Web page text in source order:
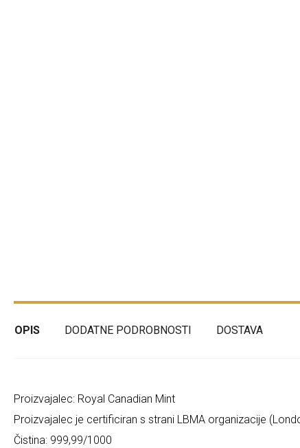
OPIS DODATNE PODROBNOSTI DOSTAVA
Proizvajalec: Royal Canadian Mint
Proizvajalec je certificiran s strani LBMA organizacije
Čistina: 999,99/1000